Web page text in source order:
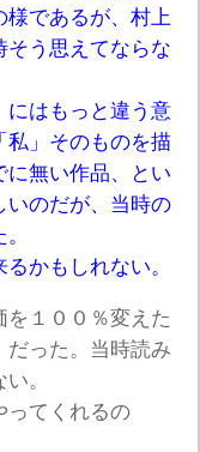
様であるが、村上
そう思えてならな
にはもっと違う意
私」そのものを描
に無い作品、とい
いのだが、当時の
かもしれない。
を１００％変えた
だった。当時読み
。
ってくれるの